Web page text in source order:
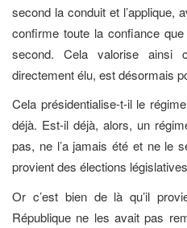
second la conduit et l’applique,
confirme toute la confiance
second. Cela valorise ainsi
directement élu, est désormais
Cela présidentialise-t-il le
déjà. Est-il déjà, alors, un
pas, ne l’a jamais été et ne le
provient des élections
Or c’est bien de là qu’il
République ne les avait pas